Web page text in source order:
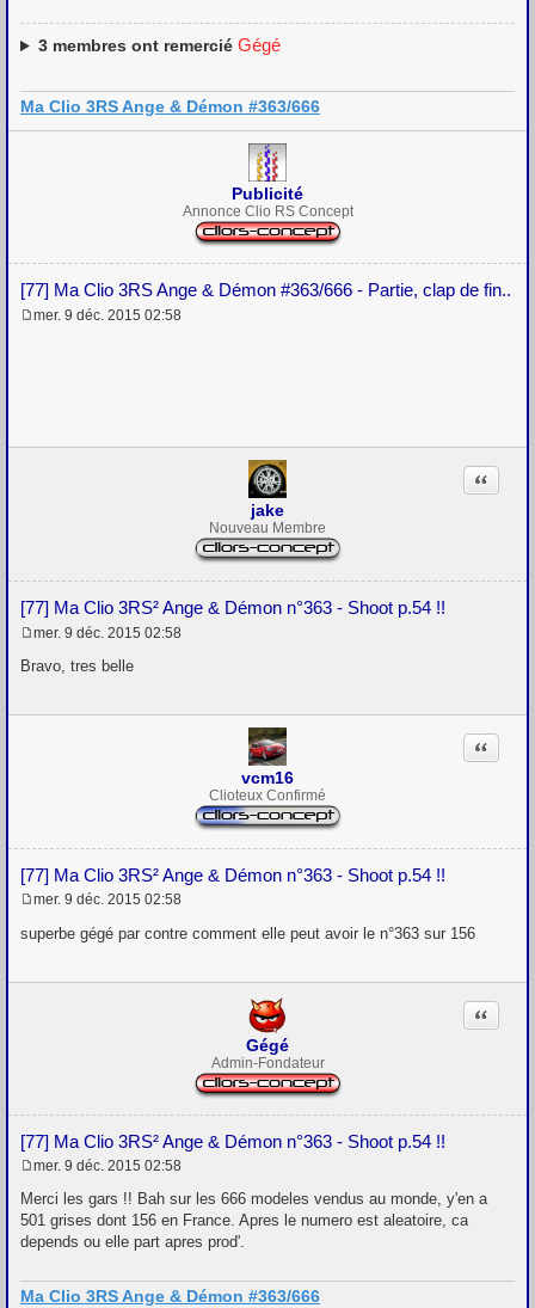
3membres ont remercié Gégé
Ma Clio 3RS Ange & Démon #363/666
Publicité
Annonce Clio RS Concept
[77] Ma Clio 3RS Ange & Démon #363/666 - Partie, clap de fin..
mer. 9 déc. 2015 02:58
jake
Nouveau Membre
[77] Ma Clio 3RS² Ange & Démon n°363 - Shoot p.54 !!
Citation
e
a
mer. 9 déc. 2015 02:58
Bravo, tres belle
vcm16
Clioteux Confirmé
[77] Ma Clio 3RS² Ange & Démon n°363 - Shoot p.54 !!
Citation
e
s
a
mer. 9 déc. 2015 02:58
superbe gégé par contre comment elle peut avoir le n°363 sur 156
Gégé
Admin-Fondateur
[77] Ma Clio 3RS² Ange & Démon n°363 - Shoot p.54 !!
Citation
e
s
s
a
e
mer. 9 déc. 2015 02:58
Merci les gars !! Bah sur les 666 modeles vendus au monde, y'en a
501 grises dont 156 en France. Apres le numero est aleatoire, ca
depends ou elle part apres prod'.
Ma Clio 3RS Ange & Démon #363/666